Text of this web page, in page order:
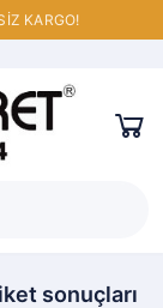
KARGO!
sonuçları